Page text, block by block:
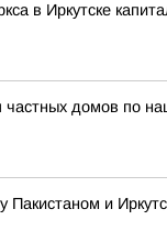
в Иркутске
домов по
и